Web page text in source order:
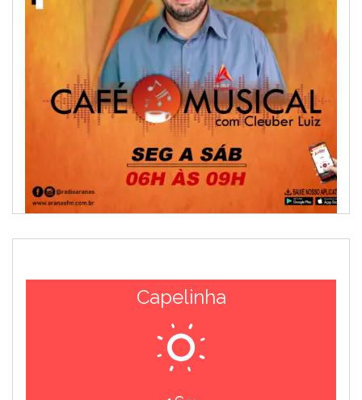
Capelinha